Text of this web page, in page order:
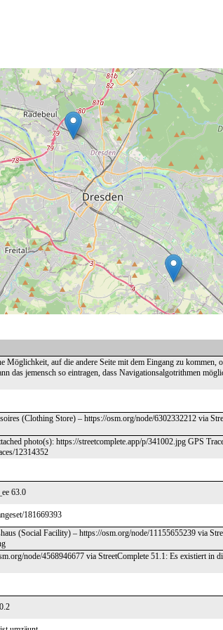
auf die andere Seite mit dem Eingang zu kommen,
das jemensch so eintragen, dass Navigationsalgotrithmen
(Clothing Store) – https://osm.org/node/6302332212 via
photo(s): https://streetcomplete.app/p/341002.jpg GPS
12314352
63.0
181669393
(Social Facility) – https://osm.org/node/11155655239 via
node/4568946677 via StreetComplete 51.1: Es existiert in